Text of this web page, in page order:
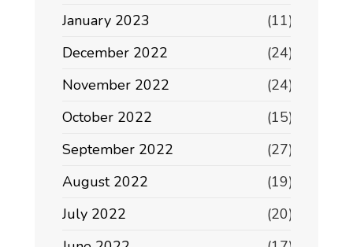
January 2023
(11)
December 2022
(24)
November 2022
(24)
October 2022
(15)
September 2022
(27)
August 2022
(19)
July 2022
(20)